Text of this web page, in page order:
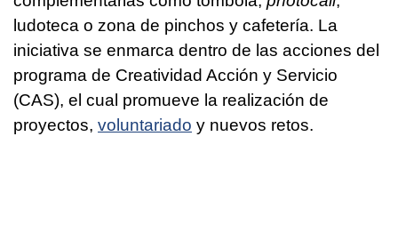
ludoteca o zona de pinchos y cafetería. La
iniciativa se enmarca dentro de las acciones del
programa de Creatividad Acción y Servicio
(CAS), el cual promueve la realización de
proyectos, voluntariado y nuevos retos.